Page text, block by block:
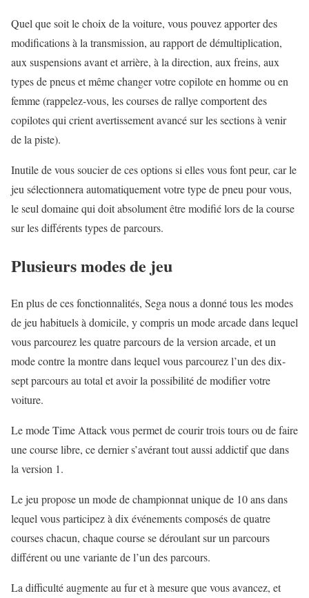
Quel que soit le choix de la voiture, vous pouvez apporter des
modifications à la transmission, au rapport de démultiplication,
aux suspensions avant et arrière, à la direction, aux freins, aux
types de pneus et même changer votre copilote en homme ou en
femme (rappelez-vous, les courses de rallye comportent des
copilotes qui crient avertissement avancé sur les sections à venir
de la piste).
Inutile de vous soucier de ces options si elles vous font peur, car le
jeu sélectionnera automatiquement votre type de pneu pour vous,
le seul domaine qui doit absolument être modifié lors de la course
sur les différents types de parcours.
Plusieurs modes de jeu
En plus de ces fonctionnalités, Sega nous a donné tous les modes
de jeu habituels à domicile, y compris un mode arcade dans lequel
vous parcourez les quatre parcours de la version arcade, et un
mode contre la montre dans lequel vous parcourez l’un des dix-
sept parcours au total et avoir la possibilité de modifier votre
voiture.
Le mode Time Attack vous permet de courir trois tours ou de faire
une course libre, ce dernier s’avérant tout aussi addictif que dans
la version 1.
Le jeu propose un mode de championnat unique de 10 ans dans
lequel vous participez à dix événements composés de quatre
courses chacun, chaque course se déroulant sur un parcours
différent ou une variante de l’un des parcours.
La difficulté augmente au fur et à mesure que vous avancez, et